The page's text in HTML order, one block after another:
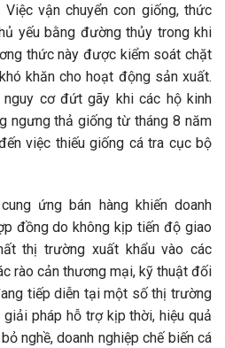
vận chuyển con giống, thức
yếu bằng đường thủy trong khi
thức này được kiểm soát chặt
khăn cho hoạt động sản xuất.
cơ đứt gãy khi các hộ kinh
ngưng thả giống từ tháng 8 năm
việc thiếu giống cá tra cục bộ
ứng bán hàng khiến doanh
đồng do không kịp tiến độ giao
thị trường xuất khẩu vào các
rào cản thương mại, kỹ thuật đối
tiếp diễn tại một số thị trường
pháp hỗ trợ kịp thời, hiệu quả
nghề, doanh nghiệp chế biến cá